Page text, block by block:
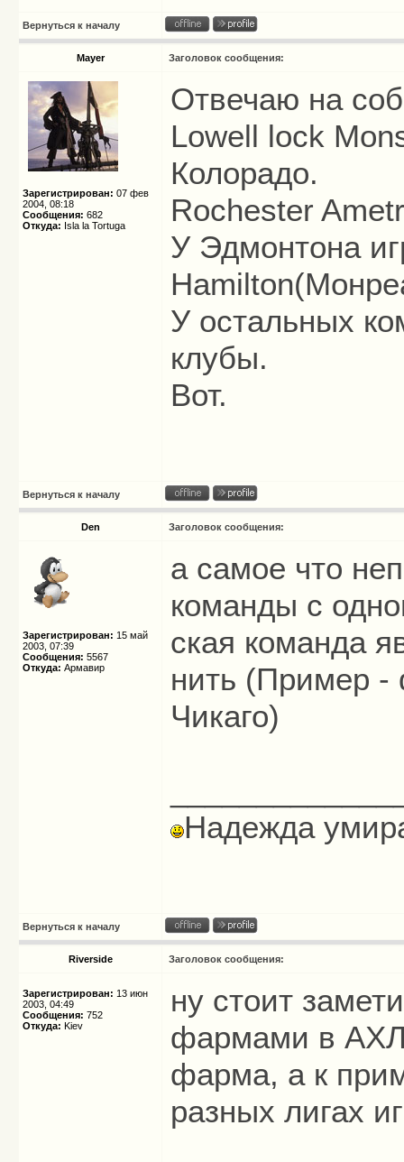
Вернуться к началу
Mayer Заголовок сообщения:
Зарегистрирован: 07 фев
2004, 08:18
Сообщения: 682
Откуда: Isla la Tortuga
Отвечаю на
Lowell lock
Колорадо.
Rochester
У Эдмонтона
У остальных
клубы.
Вот.
Вернуться к началу
Den Заголовок сообщения:
Зарегистрирован: 15 май
2003, 07:39
Сообщения: 5567
Откуда: Армавир
а самое что
команды с
ская команда
нить (Пример -
Чикаго)
Надежда
Вернуться к началу
Riverside Заголовок сообщения:
Зарегистрирован: 13 июн
2003, 04:49
Сообщения: 752
Откуда: Kiev
ну стоит
фармами в АХЛ
фарма, а к
разных лигах